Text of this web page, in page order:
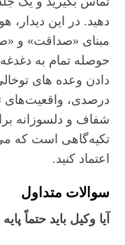
دهید. در این دیدار،
مبنای «صداقت» و
حوصله تمام به
درصدی، واقعیت‌های
شفاف و دلسوزانه
تکیه‌گاهی است که
اعتماد کنید.
سوالات متداول
آیا وکیل باید حتماً